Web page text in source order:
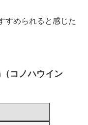
すめられると感じた
コノハウイン